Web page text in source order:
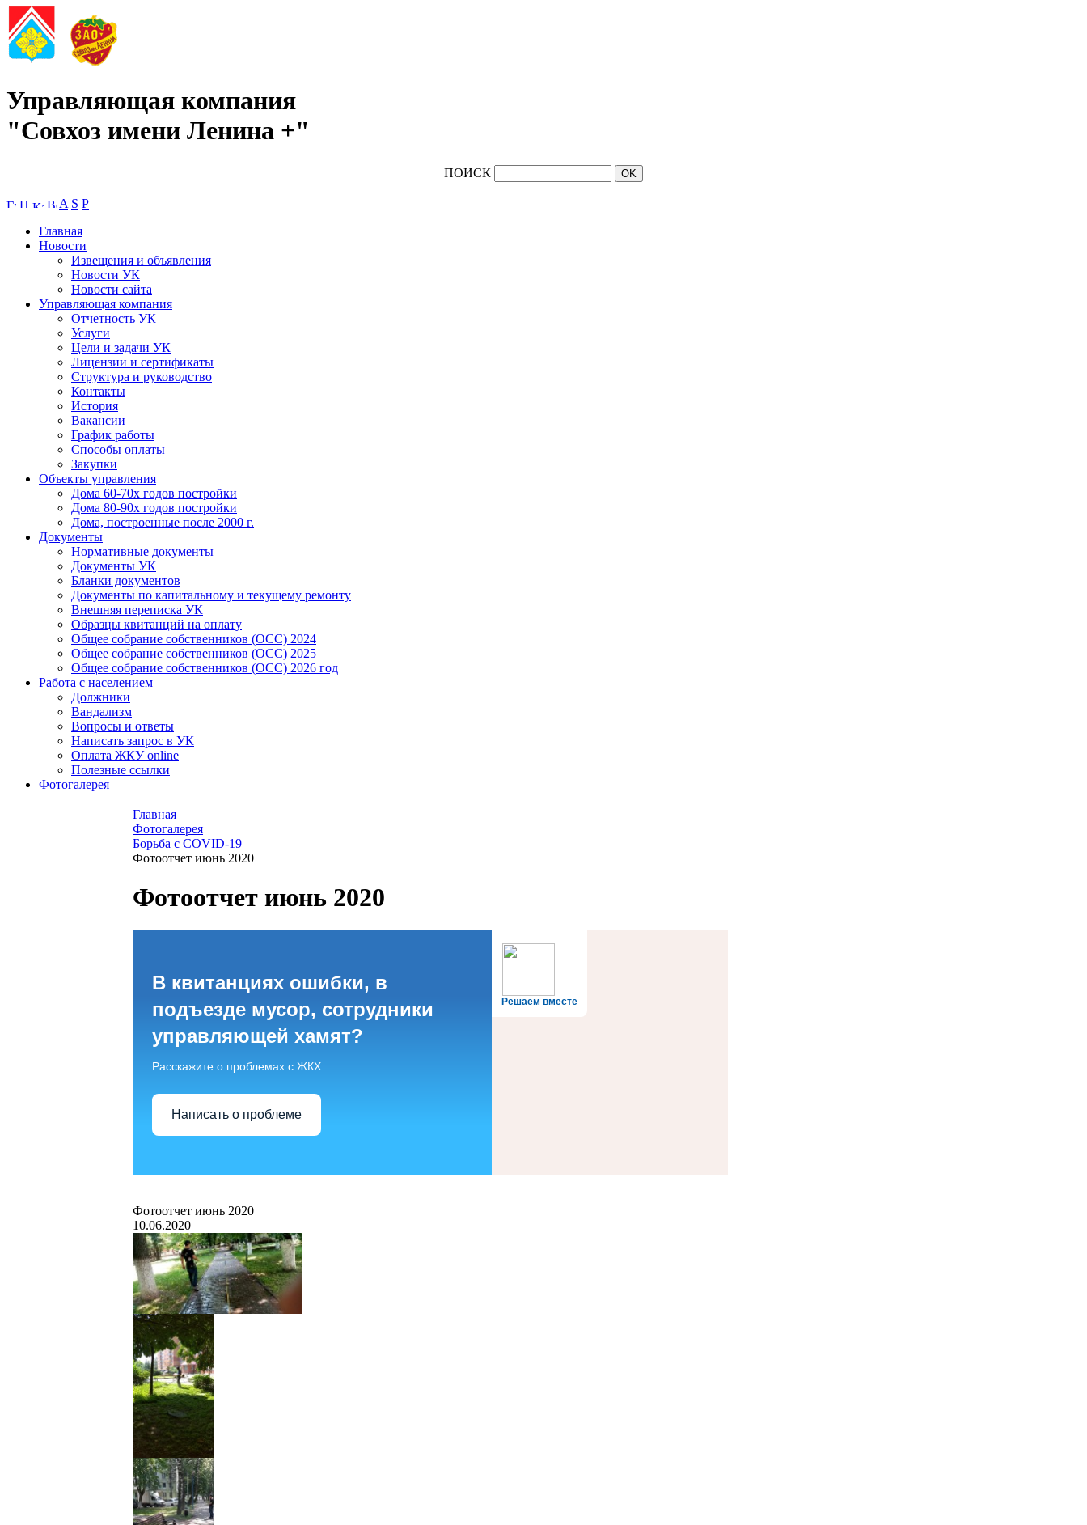
Управляющая компания
"Совхоз имени Ленина +"
ПОИСК
A S P
Главная
Новости
Извещения и объявления
Новости УК
Новости сайта
Управляющая компания
Отчетность УК
Услуги
Цели и задачи УК
Лицензии и сертификаты
Структура и руководство
Контакты
История
Вакансии
График работы
Способы оплаты
Закупки
Объекты управления
Дома 60-70х годов постройки
Дома 80-90х годов постройки
Дома, построенные после 2000 г.
Документы
Нормативные документы
Документы УК
Бланки документов
Документы по капитальному и текущему ремонту
Внешняя переписка УК
Образцы квитанций на оплату
Общее собрание собственников (ОСС) 2024
Общее собрание собственников (ОСС) 2025
Общее собрание собственников (ОСС) 2026 год
Работа с населением
Должники
Вандализм
Вопросы и ответы
Написать запрос в УК
Оплата ЖКУ online
Полезные ссылки
Фотогалерея
Главная
Фотогалерея
Борьба с COVID-19
Фотоотчет июнь 2020
Фотоотчет июнь 2020
Решаем вместе
В квитанциях ошибки, в
подъезде мусор, сотрудники
управляющей хамят?
Расскажите о проблемах с ЖКХ
Написать о проблеме
Фотоотчет июнь 2020
10.06.2020